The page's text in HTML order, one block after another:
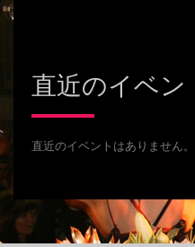
ゲ
ー
シ
ン
直近のイベン
直近のイベントはありません。